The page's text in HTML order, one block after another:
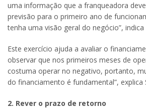
uma informação que a franqueadora
previsão para o primeiro ano de
tenha uma visão geral do negócio”, indica
Este exercício ajuda a avaliar o
observar que nos primeiros meses de
costuma operar no negativo, portanto,
do financiamento é fundamental”, explica
2. Rever o prazo de retorno